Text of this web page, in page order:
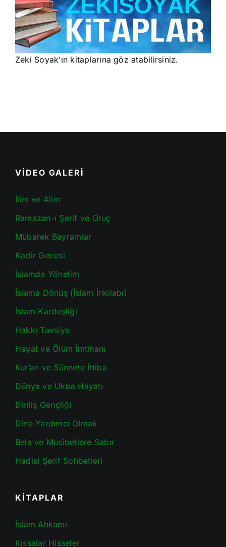
Zeki Soyak’ın kitaplarına göz atabilirsiniz.
VİDEO GALERİ
İlim ve Alim
Ramazan-ı Şerif ve Oruç
Mübarek Bayramlar
Kadir Gecesi
İslamda Yönetim
İslama Dönüş (İslam İnkılabı)
İslam Kardeşliği
Hakkı Tavsiye
Hayat ve Ölüm İmtihanı
Kur’an ve Sünnete İttiba
Dünya ve Ukba Hayatı
Diriliş Gençliği
Dine Yardımcı Olmak
Bela ve Musibetlere Sabır
Hadisi Şerif Sohbetleri
KİTAPLAR
İslam Ahkamı
Kıssalar Hisseler